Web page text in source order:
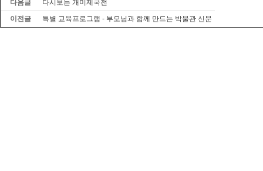
다음글
다시보는 개미제국전
이전글
특별 교육프로그램 - 부모님과 함께 만드는 박물관 신문